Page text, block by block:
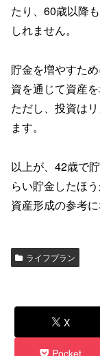
たり、60歳以降
しれません。
貯金を増やすた
資を通じて資産
ただし、投資は
ます。
以上が、42歳で
らい貯金したほ
資産形成の参考に
ライフプラン
X
Pocket